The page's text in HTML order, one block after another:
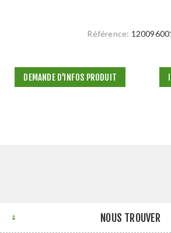
Référence:
DEMANDE D'INFOS PRODUIT
NOUS TROUVER